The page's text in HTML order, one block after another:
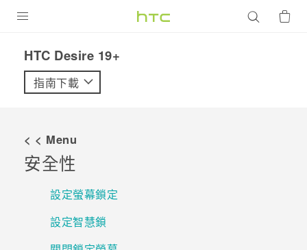
VIVE
配件
優惠專區
焦點訊息
銷售門市
‎HTC Desire 19+‎‎
指南下載
< < Menu
安全性
設定螢幕鎖定
設定智慧鎖